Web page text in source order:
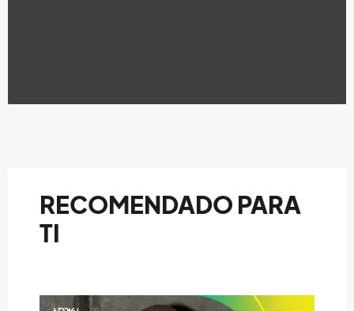
RECOMENDADO PARA
TI